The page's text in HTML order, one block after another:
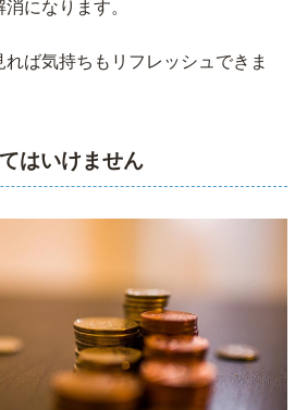
になります。
ば気持ちもリフレッシュできま
はいけません